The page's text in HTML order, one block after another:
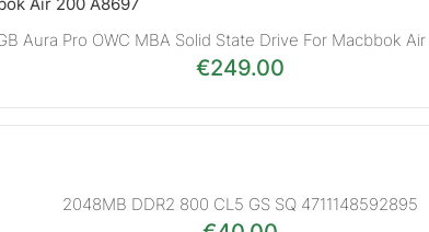
Aura Pro OWC MBA Solid State Drive For Macbbok
€249.00
2048MB DDR2 800 CL5 GS SQ 4711148592895